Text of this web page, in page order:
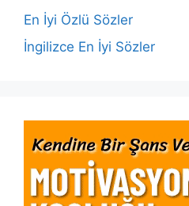
k
En İyi Özlü Sözler
İngilizce En İyi Sözler